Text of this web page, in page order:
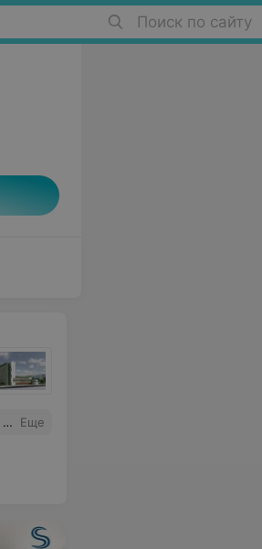
Поиск по сайту
Еще